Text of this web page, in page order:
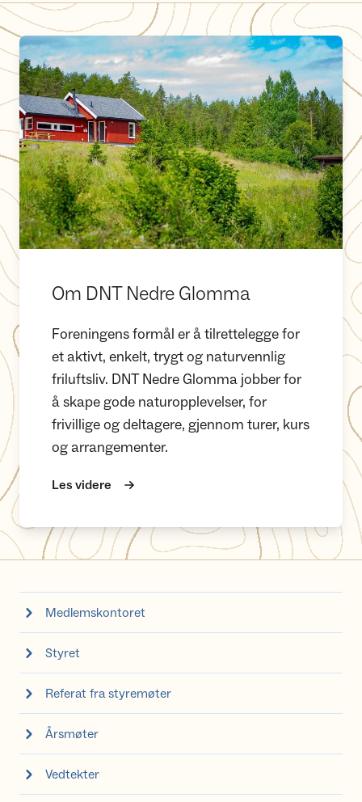
Om DNT Nedre Glomma
Om DNT Nedre Glomma
Foreningens formål er å tilrettelegge for
et aktivt, enkelt, trygt og naturvennlig
friluftsliv. DNT Nedre Glomma jobber for
å skape gode naturopplevelser, for
frivillige og deltagere, gjennom turer, kurs
og arrangementer.
Les videre
Medlemskontoret
Styret
Referat fra styremøter
Årsmøter
Vedtekter